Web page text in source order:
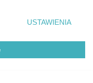
a za
prywatności
strony
zgody
się takiemu
zastosowanie tylko
USTAWIENIA